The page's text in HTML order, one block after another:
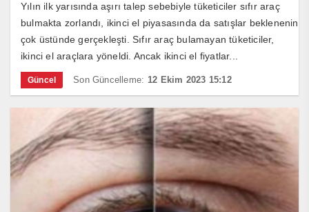
Yılın ilk yarısında aşırı talep sebebiyle tüketiciler sıfır araç
bulmakta zorlandı, ikinci el piyasasında da satışlar beklenenin
çok üstünde gerçekleşti. Sıfır araç bulamayan tüketiciler,
ikinci el araçlara yöneldi. Ancak ikinci el fiyatlar...
Güncel Son Güncelleme: 12 Ekim 2023 15:12